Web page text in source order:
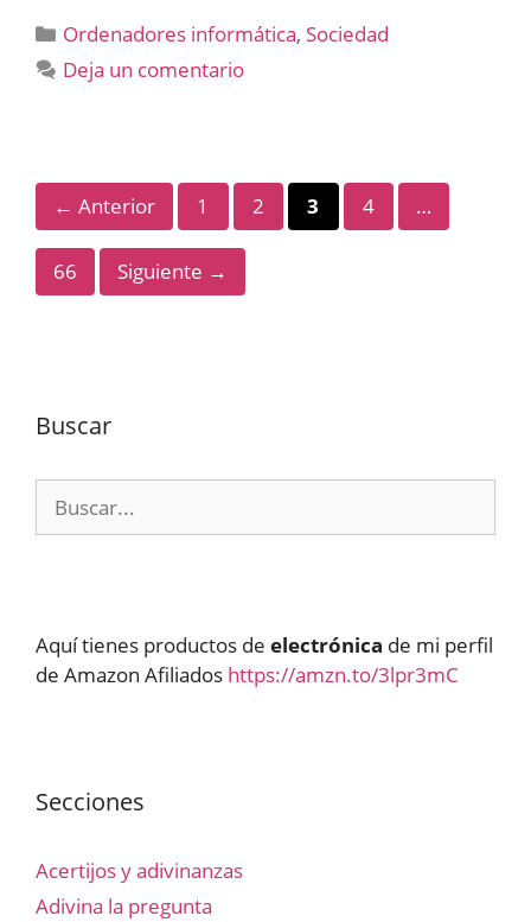
Categorías
Ordenadores informática, Sociedad
Deja un comentario
← Anterior Página
1 Página
2 Página
3 Página
4 …
Página
66 Siguiente →
Buscar
Aquí tienes productos de electrónica de mi perfil
de Amazon Afiliados https://amzn.to/3lpr3mC
Secciones
Acertijos y adivinanzas
Adivina la pregunta